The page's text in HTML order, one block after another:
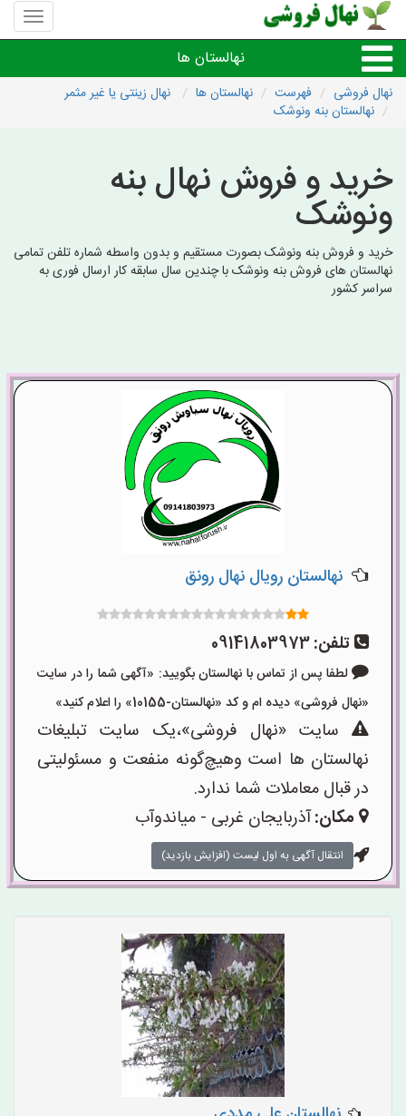
منوی
سایت
فروشی
نهالستان ها
نهال های زینتی،غیرمثمر
نهالستان های شهرها
نهال فروشی فهرست نهالستان ها
نهال زینتی یا غیر مثمر
نهالستان بنه ونوشک
خرید و فروش نهال بنه
ونوشک
خرید و فروش بنه ونوشک بصورت مستقیم و بدون واسطه شماره تلفن تمامی
نهالستان های فروش بنه ونوشک با چندین سال سابقه کار ارسال فوری به
سراسر کشور
نهالستان رویال نهال رونق
تلفن:09141803973
لطفا پس از تماس با نهالستان بگویید: «آگهی شما را در سایت
«نهال فروشی» دیده ام و کد «نهالستان-10155» را اعلام کنید»
سایت «نهال فروشی»،یک سایت تبلیغات
نهالستان ها است وهیچ‌گونه منفعت و مسئولیتی
در قبال معاملات شما ندارد.
مکان:آذربایجان غربی - میاندوآب
انتقال آگهی به اول لیست (افزایش بازدید)